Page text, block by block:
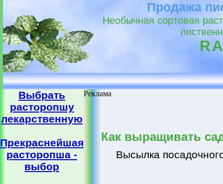
Продажа
Необычная сортовая
Выбрать
расторопшу
лекарственную
Прекраснейшая
расторопша -
выбор
Реклама
Как выращивать
Высылка